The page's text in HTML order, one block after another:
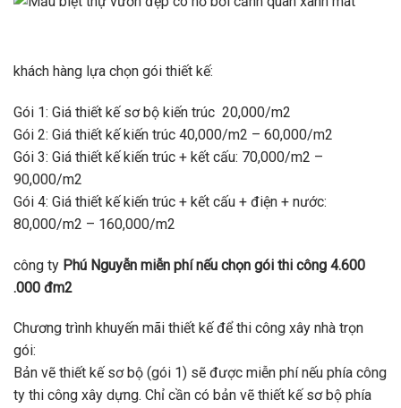
khách hàng lựa chọn gói thiết kế:
Gói 1: Giá thiết kế sơ bộ kiến trúc 20,000/m2
Gói 2: Giá thiết kế kiến trúc 40,000/m2 – 60,000/m2
Gói 3: Giá thiết kế kiến trúc + kết cấu: 70,000/m2 –
90,000/m2
Gói 4: Giá thiết kế kiến trúc + kết cấu + điện + nước:
80,000/m2 – 160,000/m2
công ty Phú Nguyễn miễn phí nếu chọn gói thi công 4.600
.000 đm2
Chương trình khuyến mãi thiết kế để thi công xây nhà trọn
gói:
Bản vẽ thiết kế sơ bộ (gói 1) sẽ được miễn phí nếu phía công
ty thi công xây dựng. Chỉ cần có bản vẽ thiết kế sơ bộ phía